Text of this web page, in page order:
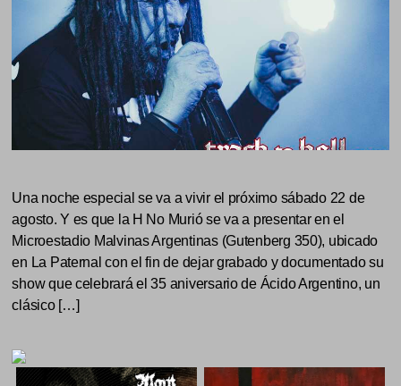
Una noche especial se va a vivir el próximo sábado 22 de
agosto. Y es que la H No Murió se va a presentar en el
Microestadio Malvinas Argentinas (Gutenberg 350), ubicado
en La Paternal con el fin de dejar grabado y documentado su
show que celebrará el 35 aniversario de Ácido Argentino, un
clásico […]